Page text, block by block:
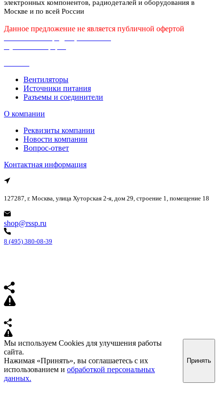
электронных компонентов, радиодеталей и оборудования в
Москве и по всей России
Данное предложение не является публичной офертой
Вентиляторы
Источники питания
Разъемы и соединители
О компании
Реквизиты компании
Новости компании
Вопрос-ответ
Контактная информация
127287, г. Москва, улица Хуторская 2-я, дом 29, строение 1, помещение 18
shop@rssp.ru
8 (495) 380-08-39
Мы используем Cookies для улучшения работы
сайта.
Нажимая «Принять», вы соглашаетесь с их
использованием и обработкой персональных
данных.
Принять